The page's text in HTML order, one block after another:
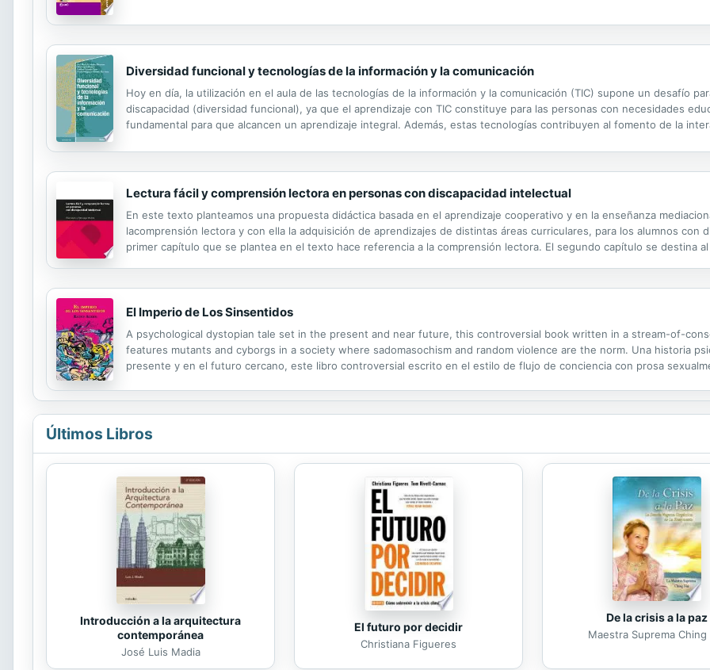
Diversidad funcional y tecnologías de la información y la comunicación
Hoy en día, la utilización en el aula de las tecnologías de la información y la comunicación (TIC) supone un desafío
discapacidad (diversidad funcional), ya que el aprendizaje con TIC constituye para las personas con necesidades
fundamental para que alcancen un aprendizaje integral. Además, estas tecnologías contribuyen al fomento de la
Lectura fácil y comprensión lectora en personas con discapacidad intelectual
En este texto planteamos una propuesta didáctica basada en el aprendizaje cooperativo y en la enseñanza
lacomprensión lectora y con ella la adquisición de aprendizajes de distintas áreas curriculares, para los alumnos con
primer capítulo que se plantea en el texto hace referencia a la comprensión lectora. El segundo capítulo se destina
El Imperio de Los Sinsentidos
A psychological dystopian tale set in the present and near future, this controversial book written in a stream-of-
features mutants and cyborgs in a society where sadomasochism and random violence are the norm. Una historia
presente y en el futuro cercano, este libro controversial escrito en el estilo de flujo de conciencia con prosa
Últimos Libros
Introducción a la arquitectura
contemporánea
José Luis Madia
El futuro por decidir
Christiana Figueres
De la crisis a la paz
Maestra Suprema Ching